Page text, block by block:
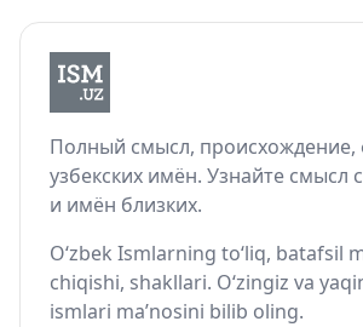
Полный смысл,
узбекских имён. Узнайте смысл
и имён близких.
O‘zbek Ismlarning to‘liq, batafsil
chiqishi, shakllari. O‘zingiz va
ismlari ma’nosini bilib oling.